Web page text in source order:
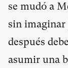
se mudó a
sin imaginar
después
asumir una